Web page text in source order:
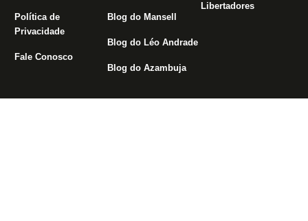
Política de
Privacidade
Fale Conosco
Blog do Mansell
Blog do Léo Andrade
Blog do Azambuja
Libertadores